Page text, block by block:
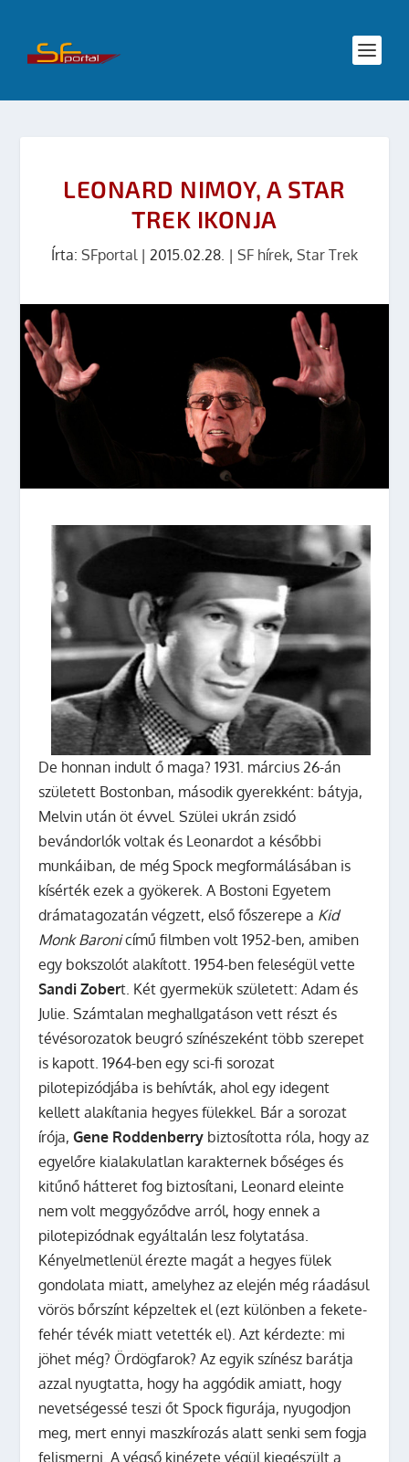
LEONARD NIMOY, A STAR
TREK IKONJA
Írta: SFportal| 2015.02.28. | SF hírek, Star Trek
De honnan indult ő maga? 1931. március 26-án
született Bostonban, második gyerekként: bátyja,
Melvin után öt évvel. Szülei ukrán zsidó
bevándorlók voltak és Leonardot a későbbi
munkáiban, de még Spock megformálásában is
kísérték ezek a gyökerek. A Bostoni Egyetem
drámatagozatán végzett, első főszerepe a Kid
Monk Baronicímű filmben volt 1952-ben, amiben
egy bokszolót alakított. 1954-ben feleségül vette
Sandi Zobert. Két gyermekük született: Adam és
Julie. Számtalan meghallgatáson vett részt és
tévésorozatok beugró színészeként több szerepet
is kapott. 1964-ben egy sci-fi sorozat
pilotepizódjába is behívták, ahol egy idegent
kellett alakítania hegyes fülekkel. Bár a sorozat
írója,Gene Roddenberry biztosította róla, hogy az
egyelőre kialakulatlan karakternek bőséges és
kitűnő hátteret fog biztosítani, Leonard eleinte
nem volt meggyőződve arról, hogy ennek a
pilotepizódnak egyáltalán lesz folytatása.
Kényelmetlenül érezte magát a hegyes fülek
gondolata miatt, amelyhez az elején még ráadásul
vörös bőrszínt képzeltek el (ezt különben a fekete-
fehér tévék miatt vetették el). Azt kérdezte: mi
jöhet még? Ördögfarok? Az egyik színész barátja
azzal nyugtatta, hogy ha aggódik amiatt, hogy
nevetségessé teszi őt Spock figurája, nyugodjon
meg, mert ennyi maszkírozás alatt senki sem fogja
felismerni. A végső kinézete végül kiegészült a